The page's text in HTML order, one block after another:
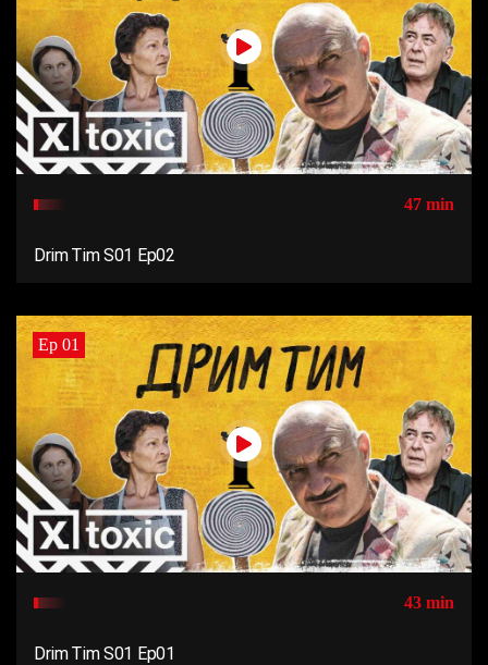
47 min
Drim Tim S01 Ep02
Ep 01
43 min
Drim Tim S01 Ep01